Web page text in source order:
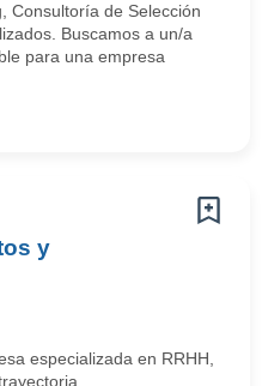
Consultoría de Selección
Buscamos a un/a
para una empresa
y
especializada en RRHH,